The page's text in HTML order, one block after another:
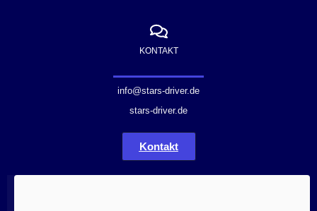
KONTAKT
info@stars-driver.de
stars-driver.de
Kontakt